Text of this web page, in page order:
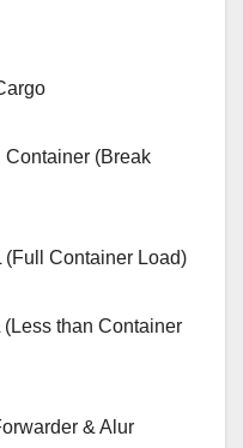
(Break
(Full Container Load)
than Container
& Alur